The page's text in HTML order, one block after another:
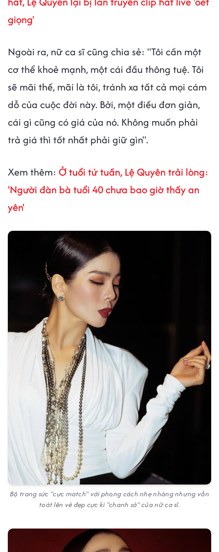
giọng'
Ngoài ra, nữ ca sĩ cũng chia sẻ: "Tôi cần một
cơ thể khoẻ mạnh, một cái đầu thông tuệ. Tôi
sẽ mãi thế, mãi là tôi, tránh xa tất cả mọi cám
dỗ của cuộc đời này. Bởi, một điều đơn giản,
cái gì cũng có giá của nó. Không muốn phải
trả giá thì tốt nhất phải giữ gìn".
Xem thêm: Ở tuổi tứ tuần, Lệ Quyên trải lòng:
'Người đàn bà tuổi 40 chưa bao giờ thấy an
yên'
Bộ trang sức "cực match" với phong cách nhẹ nhàng nhưng vẫn
toát lên vẻ đẹp cực kì "chanh sả" của nữ ca sĩ.